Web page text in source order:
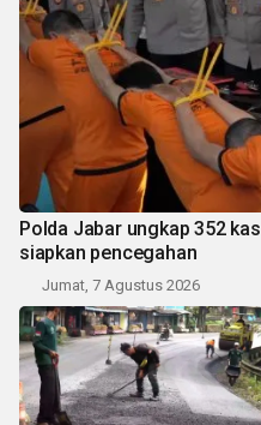
Polda Jabar ungkap 352
siapkan pencegahan
Jumat, 7 Agustus 2026